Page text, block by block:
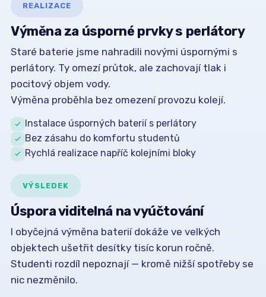
REALIZACE
Výměna za úsporné prvky s perlátory
Staré baterie jsme nahradili novými úspornými s
perlátory. Ty omezí průtok, ale zachovají tlak i
pocitový objem vody.
Výměna proběhla bez omezení provozu kolejí.
Instalace úsporných baterií s perlátory
Bez zásahu do komfortu studentů
Rychlá realizace napříč kolejními bloky
VÝSLEDEK
Úspora viditelná na vyúčtování
I obyčejná výměna baterií dokáže ve velkých
objektech ušetřit desítky tisíc korun ročně.
Studenti rozdíl nepoznají — kromě nižší spotřeby se
nic nezměnilo.